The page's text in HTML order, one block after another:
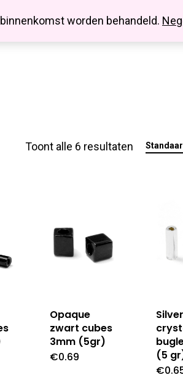
worden behandeld.
Toont alle 6 resultaten
Opaque
zwart cubes
3mm (5gr)
€0.69
(5
€